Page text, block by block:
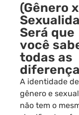
(Gênero x
Será que
você
todas as
A identidade de
gênero e
não tem o